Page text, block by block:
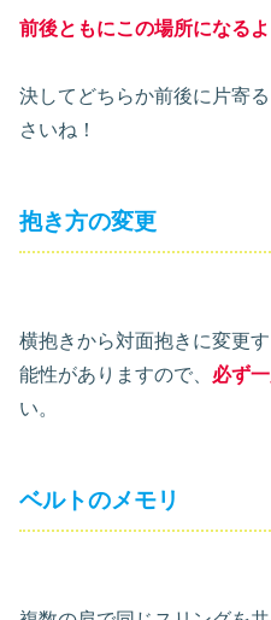
前後ともにこの場所になる
決してどちらか前後に片寄
さいね！
抱き方の変更
横抱きから対面抱きに変更
能性がありますので、 必ず
い。
ベルトのメモリ